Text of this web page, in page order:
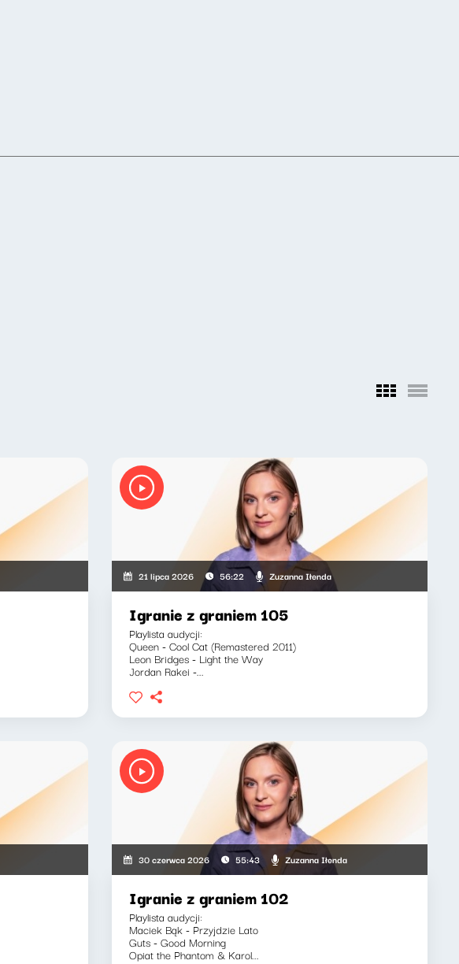
21 lipca 2026 56:22 Zuzanna Iłenda
Igranie z graniem 105
Playlista audycji:
Queen - Cool Cat (Remastered 2011)
Leon Bridges - Light the Way
Jordan Rakei -...
30 czerwca 2026 55:43 Zuzanna Iłenda
Igranie z graniem 102
Playlista audycji:
Maciek Bąk - Przyjdzie Lato
Guts - Good Morning
Opiat the Phantom & Karol...